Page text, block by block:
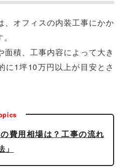
、オフィスの内装工事にかか
面積、工事内容によって大き
に1坪10万円以上が目安とさ
費用相場は？工事の流れ